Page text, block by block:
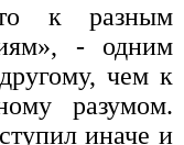
к разным
- одним
чем к
разумом.
иначе и